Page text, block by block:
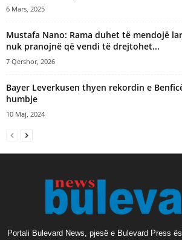
6 Mars, 2025
Mustafa Nano: Rama duhet të mendojë
nuk pranojnë që vendi të drejtohet...
7 Qershor, 2026
Bayer Leverkusen thyen rekordin e
humbje
10 Maj, 2024
Portali Bulevard News, pjesë e Bulevard Press